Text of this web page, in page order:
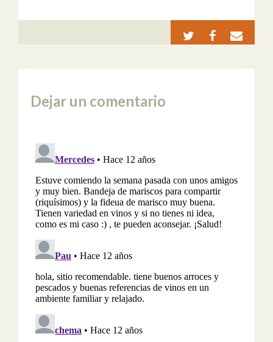
Dejar un comentario